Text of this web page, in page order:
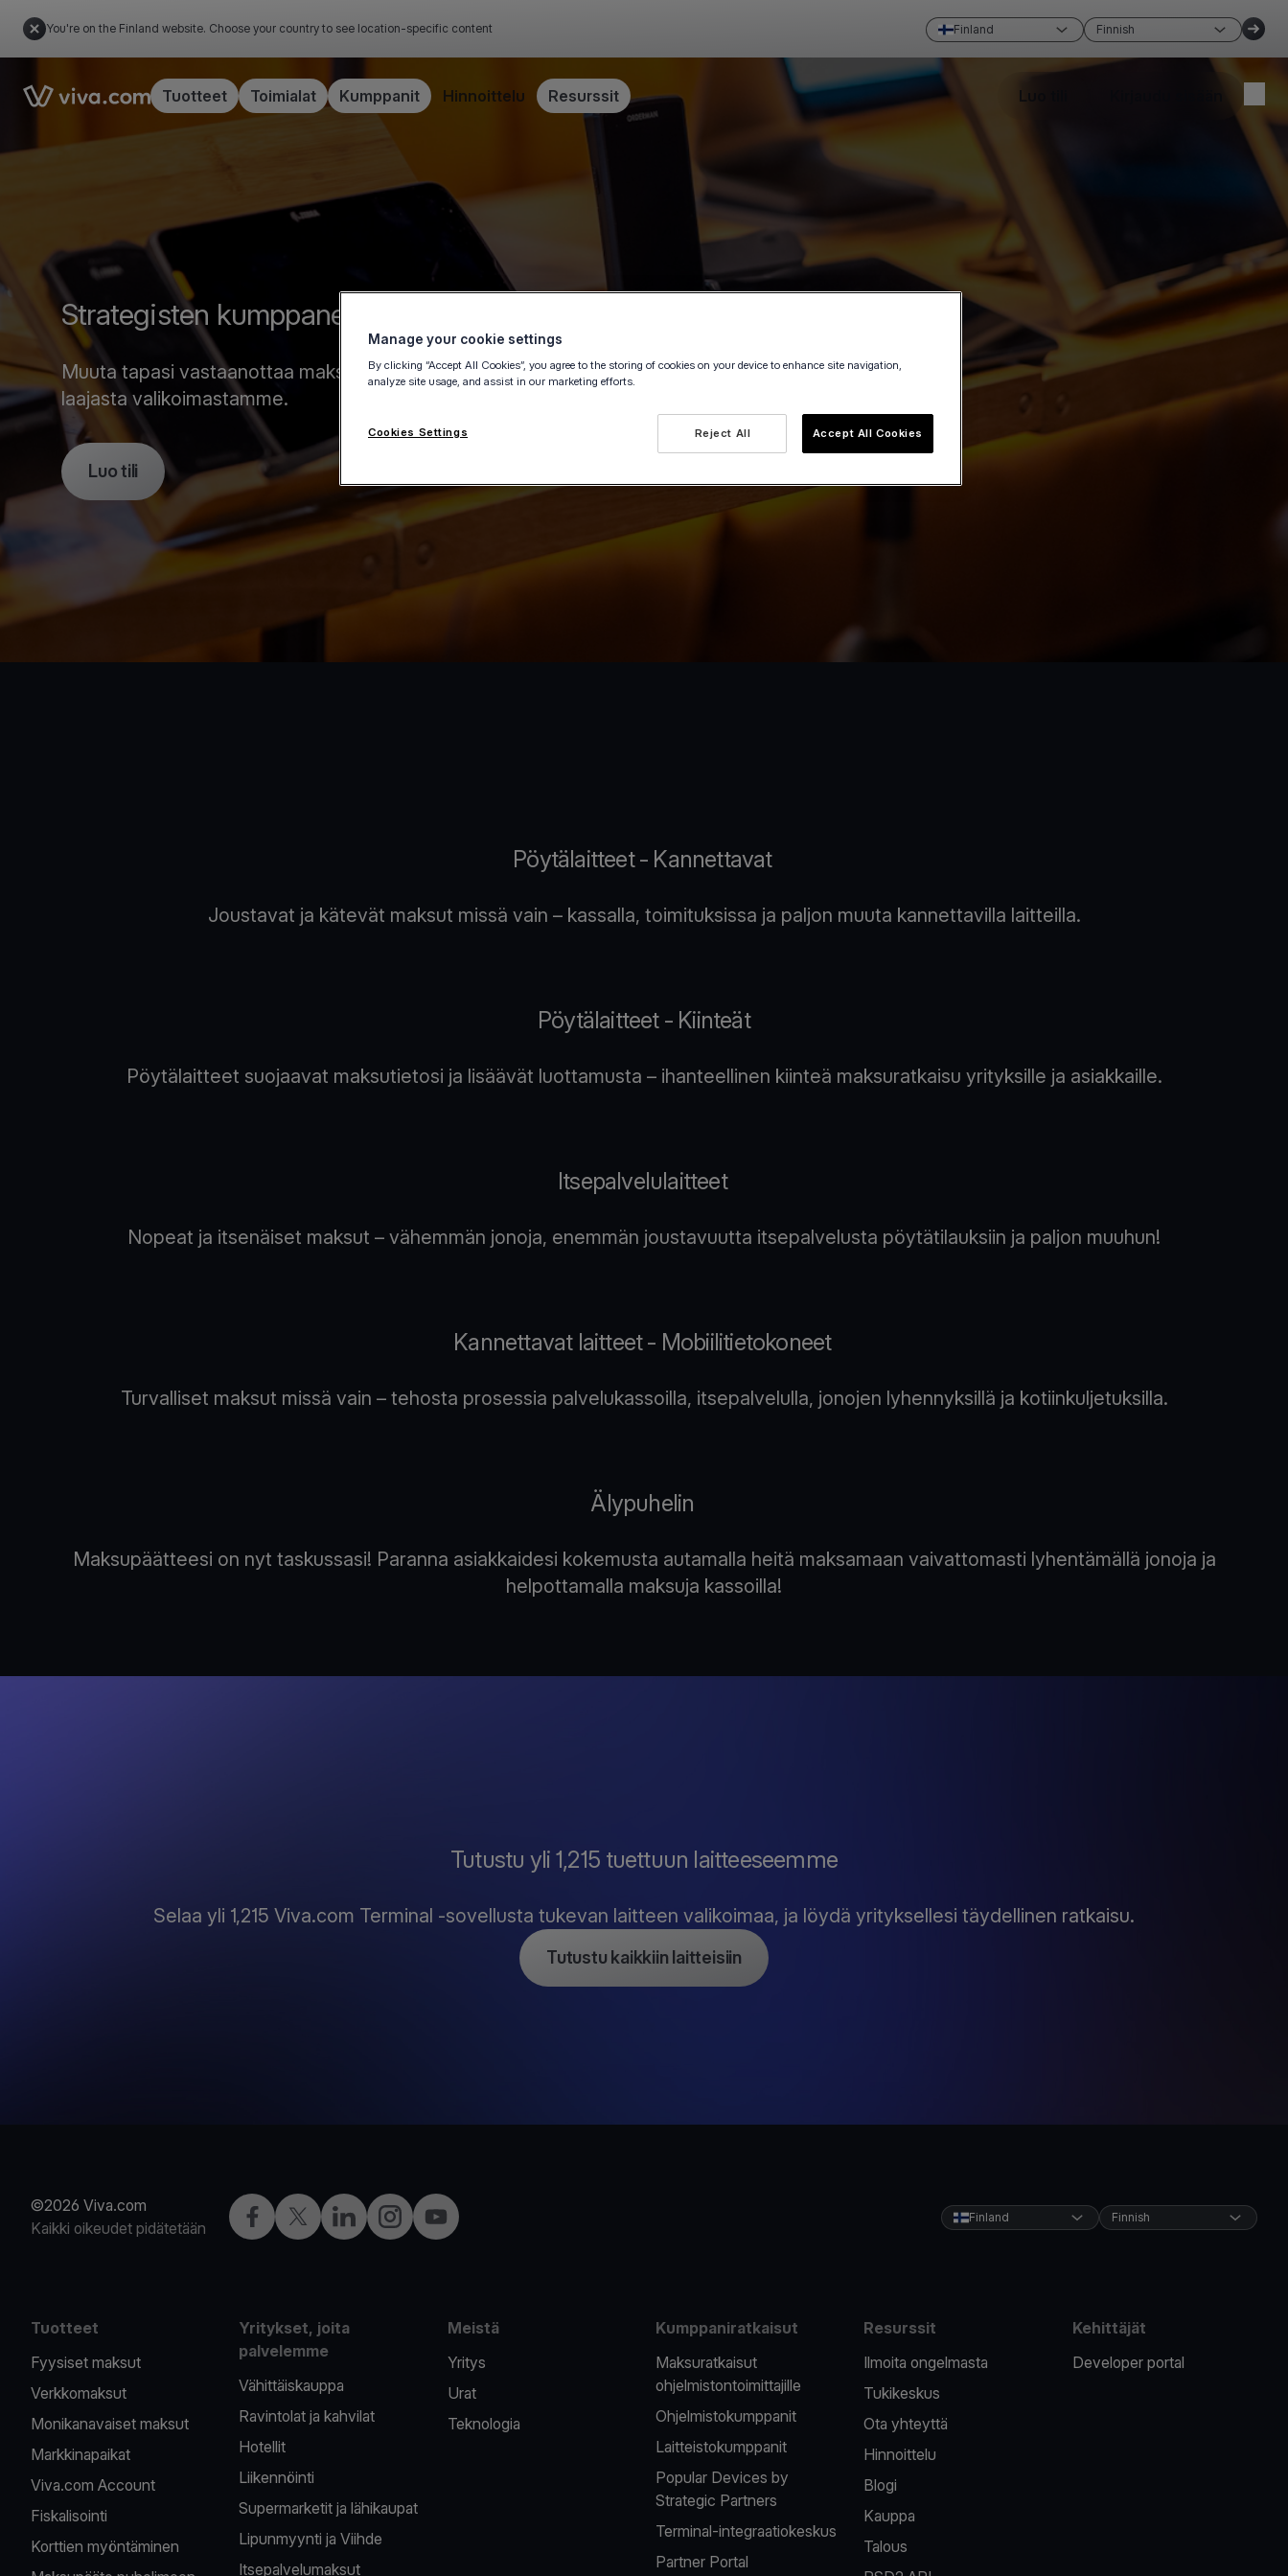
You're on the Finland website. Choose your country to see location-specific content Finland Finnish
Link to the homepageTuotteet Toimialat Kumppanit Hinnoittelu Resurssit Luo tili
Strategisten kumppaneiden suositut laitteet
Muuta tapasi vastaanottaa maksuja valitsemalla yli 1,215 laitteen
laajasta valikoimastamme.
Luo tili
Pöytälaitteet - Kannettavat
Joustavat ja kätevät maksut missä vain – kassalla, toimituksissa ja paljon muuta kannettavilla laitteilla.
Pöytälaitteet - Kiinteät
Pöytälaitteet suojaavat maksutietosi ja lisäävät luottamusta – ihanteellinen kiinteä maksuratkaisu yrityksille ja asiakkaille.
Itsepalvelulaitteet
Nopeat ja itsenäiset maksut – vähemmän jonoja, enemmän joustavuutta itsepalvelusta pöytätilauksiin ja paljon muuhun!
Kannettavat laitteet - Mobiilitietokoneet
Turvalliset maksut missä vain – tehosta prosessia palvelukassoilla, itsepalvelulla, jonojen lyhennyksillä ja kotiinkuljetuksilla.
Älypuhelin
Maksupäätteesi on nyt taskussasi! Paranna asiakkaidesi kokemusta autamalla heitä maksamaan vaivattomasti lyhentämällä jonoja ja
helpottamalla maksuja kassoilla!
Tutustu yli 1,215 tuettuun laitteeseemme
Selaa yli 1,215 Viva.com Terminal -sovellusta tukevan laitteen valikoimaa, ja löydä yrityksellesi täydellinen ratkaisu.
Tutustu kaikkiin laitteisiin
©2026 Viva.com
Kaikki oikeudet pidätetään
Facebook
X LinkedInInstagramYouTube Finland Finnish
Tuotteet
Fyysiset maksut
Verkkomaksut
Monikanavaiset maksut
Markkinapaikat
Viva.com Account
Fiskalisointi
Korttien myöntäminen
Yritykset, joita
palvelemme
Vähittäiskauppa
Ravintolat ja kahvilat
Hotellit
Liikennöinti
Supermarketit ja lähikaupat
Lipunmyynti ja Viihde
Itsepalvelumaksut
Meistä
Yritys
Urat
Teknologia
Kumppaniratkaisut
Maksuratkaisut
ohjelmistontoimittajille
Ohjelmistokumppanit
Laitteistokumppanit
Popular Devices by
Strategic Partners
Terminal-integraatiokeskus
Partner Portal
Resurssit
Ilmoita ongelmasta
Tukikeskus
Ota yhteyttä
Hinnoittelu
Blogi
Kauppa
Talous
Kehittäjät
Developer portal
Manage your cookie settings
By clicking “Accept All Cookies”, you agree to the storing of cookies on your device to enhance site navigation,
analyze site usage, and assist in our marketing efforts.
Reject All Accept All Cookies
Cookies Settings